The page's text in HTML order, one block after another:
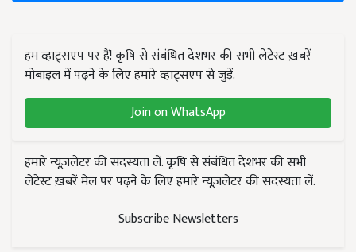
हम व्हाट्सएप पर हैं! कृषि से संबंधित देशभर की सभी लेटेस्ट ख़बरें
मोबाइल में पढ़ने के लिए हमारे व्हाट्सएप से जुड़ें.
Join on WhatsApp
हमारे न्यूज़लेटर की सदस्यता लें. कृषि से संबंधित देशभर की सभी
लेटेस्ट ख़बरें मेल पर पढ़ने के लिए हमारे न्यूज़लेटर की सदस्यता लें.
Subscribe Newsletters